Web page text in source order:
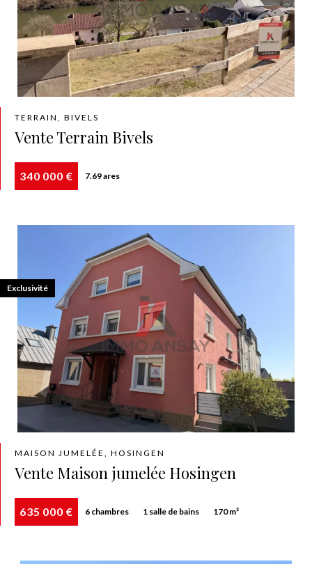
TERRAIN, BIVELS
Vente Terrain Bivels
340 000 € 7.69 ares
MAISON JUMELÉE, HOSINGEN
Vente Maison jumelée Hosingen
635 000 € 6 chambres 1 salle de bains 170 m²
Exclusivité